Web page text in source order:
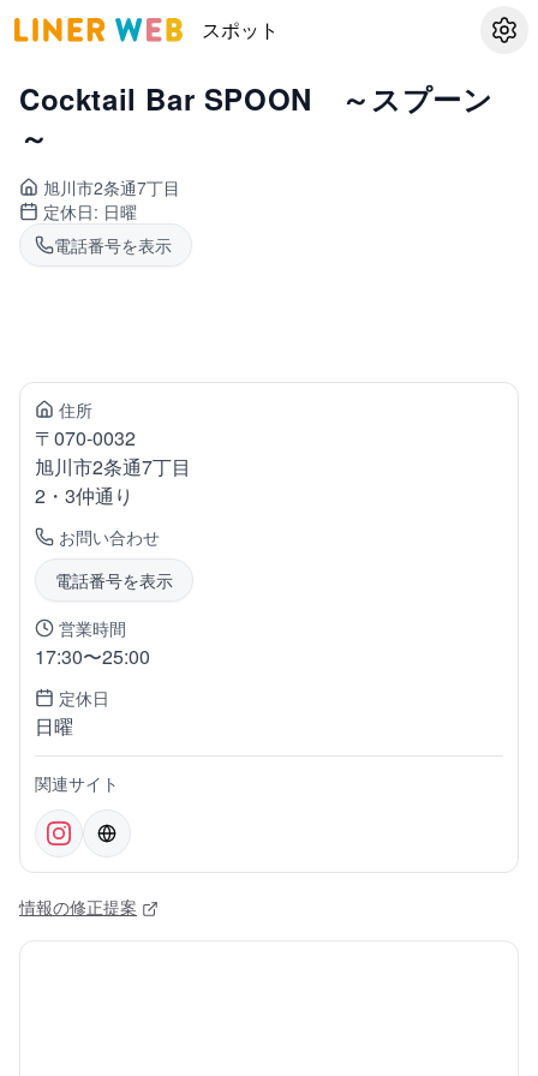
スポット 設定
Cocktail Bar SPOON ～スプーン
～
旭川市2条通7丁目
定休日: 日曜
電話番号を表示
住所
〒070-0032
旭川市2条通7丁目
2・3仲通り
お問い合わせ
電話番号を表示
営業時間
17:30〜25:00
定休日
日曜
関連サイト
情報の修正提案